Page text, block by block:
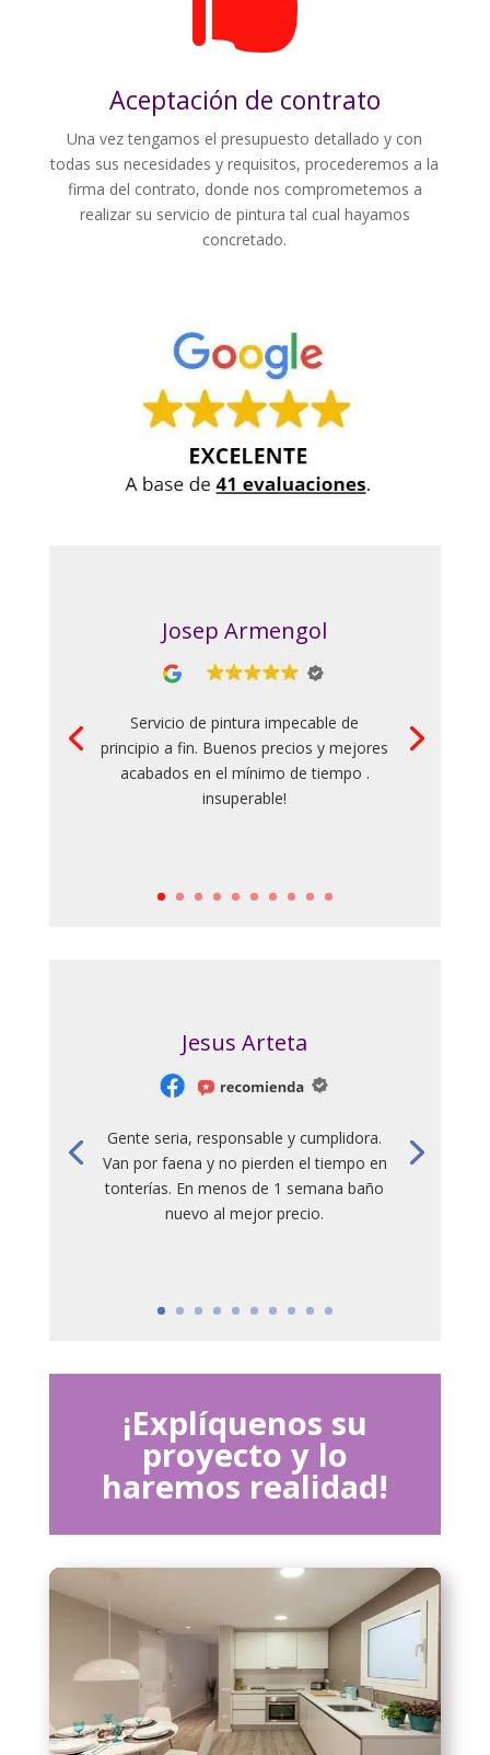
Aceptación de contrato
Una vez tengamos el presupuesto detallado y con
todas sus necesidades y requisitos, procederemos a la
firma del contrato, donde nos comprometemos a
realizar su servicio de pintura tal cual hayamos
concretado.
Josep Armengol
Servicio de pintura impecable de
principio a fin. Buenos precios y mejores
acabados en el mínimo de tiempo .
insuperable!
Jesus Arteta
Gente seria, responsable y cumplidora.
Van por faena y no pierden el tiempo en
tonterías. En menos de 1 semana baño
nuevo al mejor precio.
¡Explíquenos su
proyecto y lo
haremos realidad!